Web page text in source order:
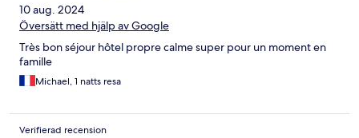
10 aug. 2024
Översätt med hjälp av Google
Très bon séjour hôtel propre calme super pour un moment en
famille
Michael, 1 natts resa
Verifierad recension